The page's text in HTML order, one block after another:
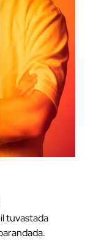
tuvastada